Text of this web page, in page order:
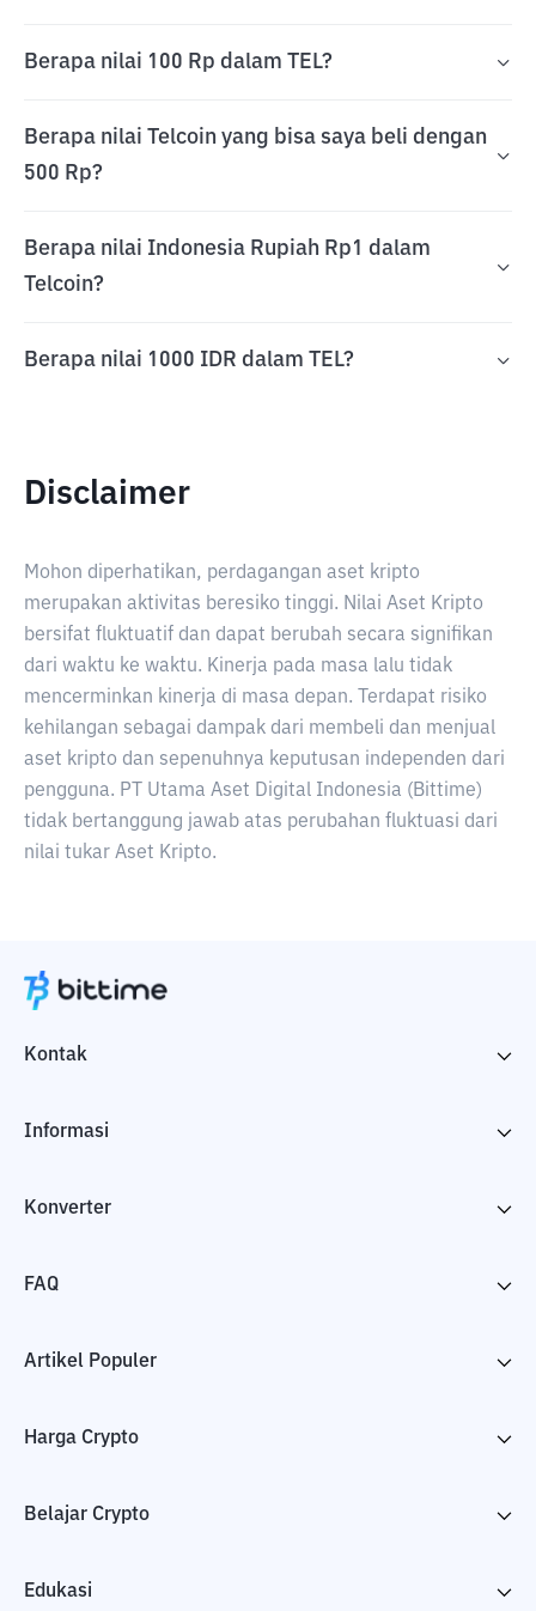
Berapa nilai 100 Rp dalam TEL?
Berapa nilai Telcoin yang bisa saya beli dengan
500 Rp?
Berapa nilai Indonesia Rupiah Rp1 dalam
Telcoin?
Berapa nilai 1000 IDR dalam TEL?
Disclaimer
Mohon diperhatikan, perdagangan aset kripto
merupakan aktivitas beresiko tinggi. Nilai Aset Kripto
bersifat fluktuatif dan dapat berubah secara signifikan
dari waktu ke waktu. Kinerja pada masa lalu tidak
mencerminkan kinerja di masa depan. Terdapat risiko
kehilangan sebagai dampak dari membeli dan menjual
aset kripto dan sepenuhnya keputusan independen dari
pengguna. PT Utama Aset Digital Indonesia (Bittime)
tidak bertanggung jawab atas perubahan fluktuasi dari
nilai tukar Aset Kripto.
Kontak
Informasi
Konverter
FAQ
Artikel Populer
Harga Crypto
Belajar Crypto
Edukasi